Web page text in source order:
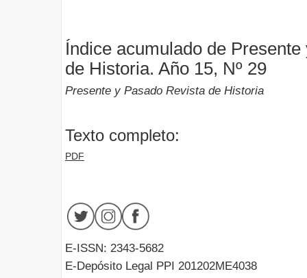
Índice acumulado de
de Historia. Año 15, Nº 29
Presente y Pasado Revista de Historia
Texto completo:
PDF
E-ISSN: 2343-5682
E-Depósito Legal PPI 201202ME4038